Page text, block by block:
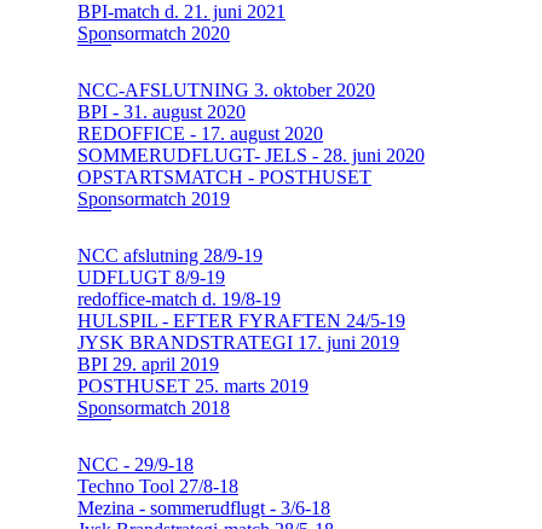
BPI-match d. 21. juni 2021
Sponsormatch 2020
NCC-AFSLUTNING 3. oktober 2020
BPI - 31. august 2020
REDOFFICE - 17. august 2020
SOMMERUDFLUGT- JELS - 28. juni 2020
OPSTARTSMATCH - POSTHUSET
Sponsormatch 2019
NCC afslutning 28/9-19
UDFLUGT 8/9-19
redoffice-match d. 19/8-19
HULSPIL - EFTER FYRAFTEN 24/5-19
JYSK BRANDSTRATEGI 17. juni 2019
BPI 29. april 2019
POSTHUSET 25. marts 2019
Sponsormatch 2018
NCC - 29/9-18
Techno Tool 27/8-18
Mezina - sommerudflugt - 3/6-18